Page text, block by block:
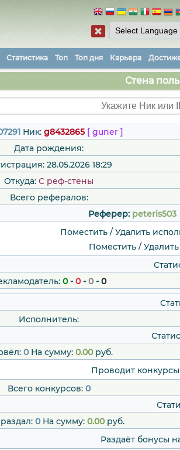
Статистика Топ Топ дня Карьера
Стена
Ник: g8432865 [ guner ]
Дата рождения:
28.05.2026 18:29
Откуда: С реф-стены
Всего рефералов:
Реферер: peteris503
Поместить / Удалить
Поместить /
0-0-0-0
Исполнитель:
0На сумму: 0.00руб.
Проводит
Всего конкурсов: 0
0На сумму: 0.00руб.
Раздаёт бонусы